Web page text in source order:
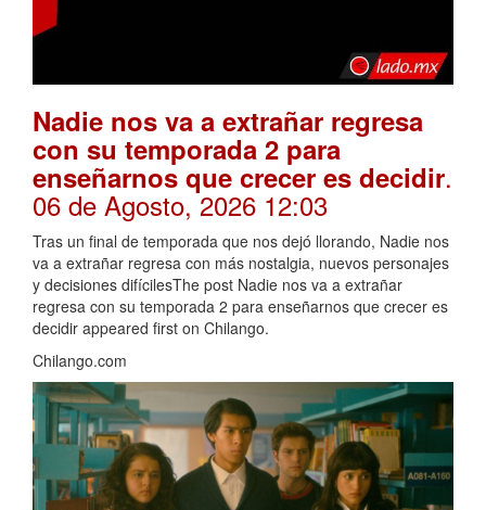
Nadie nos va a extrañar regresa
con su temporada 2 para
enseñarnos que crecer es decidir.
06 de Agosto, 2026 12:03
Tras un final de temporada que nos dejó llorando, Nadie nos
va a extrañar regresa con más nostalgia, nuevos personajes
y decisiones difícilesThe post Nadie nos va a extrañar
regresa con su temporada 2 para enseñarnos que crecer es
decidir appeared first on Chilango.
Chilango.com